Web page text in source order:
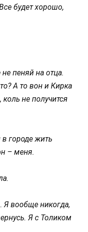
будет хорошо,
пеняй на отца.
А то вон и Кирка
не получится
городе жить
– меня.
Я вообще никогда,
Я с Толиком